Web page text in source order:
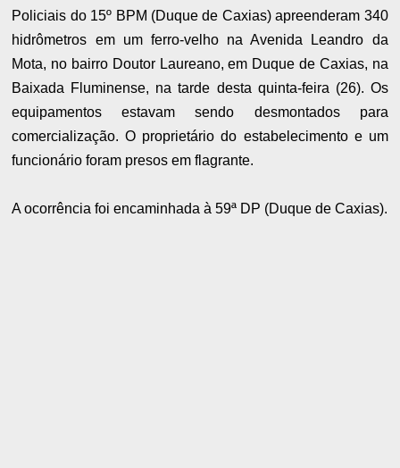
Policiais do 15º BPM (Duque de Caxias) apreenderam 340
hidrômetros em um ferro-velho na Avenida Leandro da
Mota, no bairro Doutor Laureano, em Duque de Caxias, na
Baixada Fluminense, na tarde desta quinta-feira (26). Os
equipamentos estavam sendo desmontados para
comercialização. O proprietário do estabelecimento e um
funcionário foram presos em flagrante.
A ocorrência foi encaminhada à 59ª DP (Duque de Caxias).